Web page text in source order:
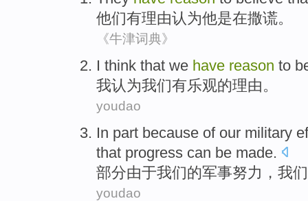
他们有理由认为他是在撒谎。
《牛津词典》
I think that we have reason to
我认为我们有乐观的理由。
youdao
In part because of our military
that progress can be made.
部分由于我们的军事努力 ， 我们
youdao